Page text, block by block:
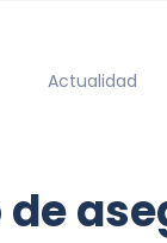
Actualidad
de